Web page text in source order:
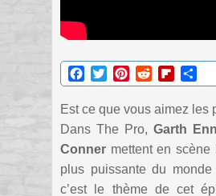
Facebook
TwitterPinterestReddit
Est ce que vous aimez les
Dans The Pro, Garth
Conner mettent en scène
plus puissante du
c’est le thème de cet